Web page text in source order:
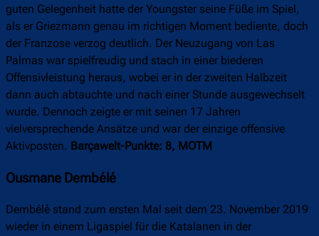
guten Gelegenheit hatte der Youngster seine Füße im Spiel,
als er Griezmann genau im richtigen Moment bediente, doch
der Franzose verzog deutlich. Der Neuzugang von Las
Palmas war spielfreudig und stach in einer biederen
Offensivleistung heraus, wobei er in der zweiten Halbzeit
dann auch abtauchte und nach einer Stunde ausgewechselt
wurde. Dennoch zeigte er mit seinen 17 Jahren
vielversprechende Ansätze und war der einzige offensive
Aktivposten. Barçawelt-Punkte: 8, MOTM
Ousmane Dembélé
Dembélé stand zum ersten Mal seit dem 23. November 2019
wieder in einem Ligaspiel für die Katalanen in der